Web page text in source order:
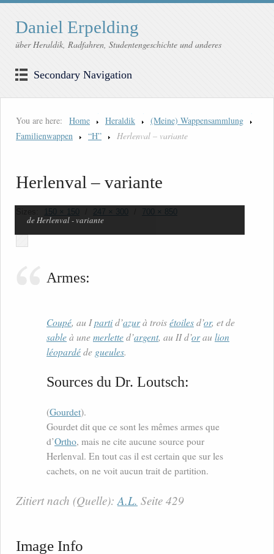
Daniel Erpelding
über Heraldik, Radfahren, Studentengeschichte und anderes
Secondary Navigation
You are here: Home Heraldik
(Meine) Wappensammlung
Familienwappen
“H” Herlenval – variante
Herlenval – variante
150 × 150 247 × 300 700 × 850
de Herlenval - variante
Armes:
Coupé, au Ipartid’azurà troisétoilesd’or, et de
sableà unemerletted’argent, au II d’orau lion
léopardéde gueules.
Sources du Dr. Loutsch:
(Gourdet).
Gourdet dit que ce sont les mêmes armes que
d’Ortho, mais ne cite aucune source pour
Herlenval. En tout cas il est certain que sur les
cachets, on ne voit aucun trait de partition.
Zitiert nach (Quelle):A.L. Seite 429
Image Info